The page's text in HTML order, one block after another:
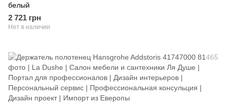
белый
2 721 грн
Нет в наличии